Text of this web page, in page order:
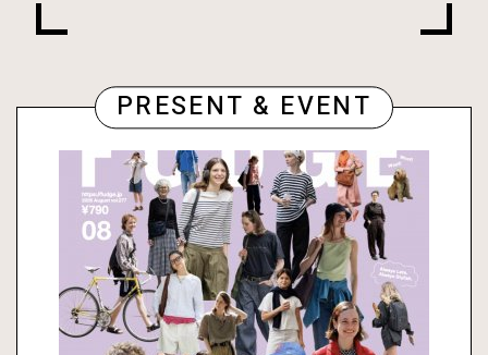
PRESENT & EVENT